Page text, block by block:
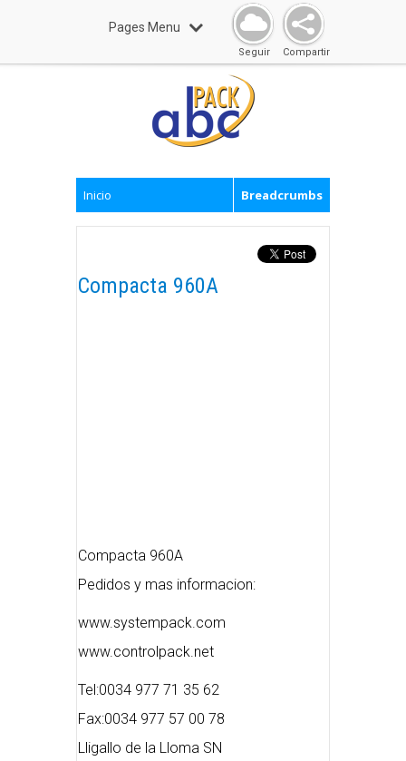
Pages Menu
Compartir
Seguir
Inicio Breadcrumbs
Compacta 960A
Compacta 960A
Pedidos y mas informacion:
www.systempack.com
www.controlpack.net
Tel:0034 977 71 35 62
Fax:0034 977 57 00 78
Lligallo de la Lloma SN